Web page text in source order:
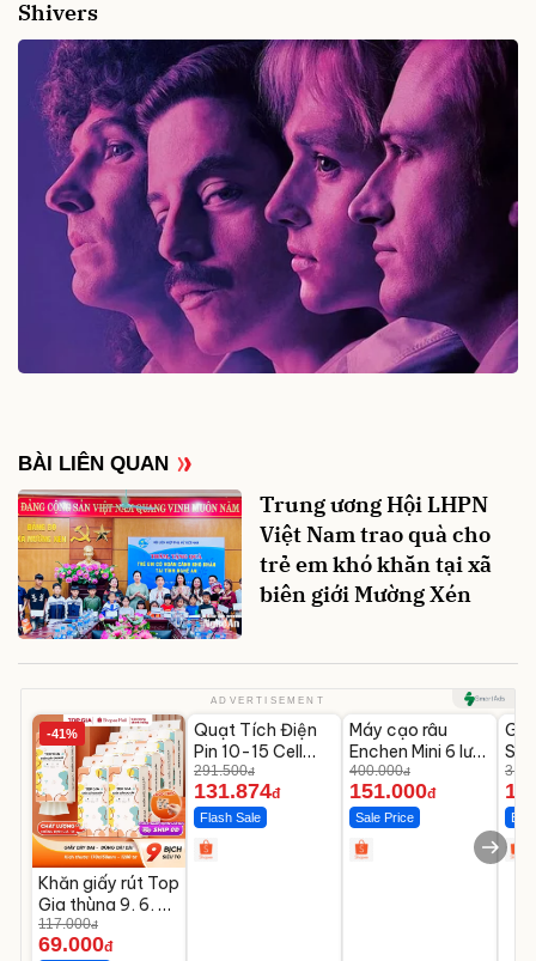
BÀI LIÊN QUAN
Trung ương Hội LHPN
Việt Nam trao quà cho
trẻ em khó khăn tại xã
biên giới Mường Xén
ADVERTISEMENT
-41%
Khăn giấy rút Top
Gia thùng 9, 6, 2
bịch treo tường
117.000đ
69.000đ
-54%
Unmute
Quạt Tích Điện
Pin 10-15 Cell
Dùng Liên Tục 4-
8H
291.500đ
131.874đ
Flash Sale
-62%
Máy cạo râu
Enchen Mini 6 lưỡi
dao kép mỏng
400.000đ
151.000đ
Sale Price